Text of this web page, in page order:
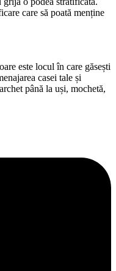
care să poată menține
este locul în care găsești
casei tale și
până la uși, mochetă,